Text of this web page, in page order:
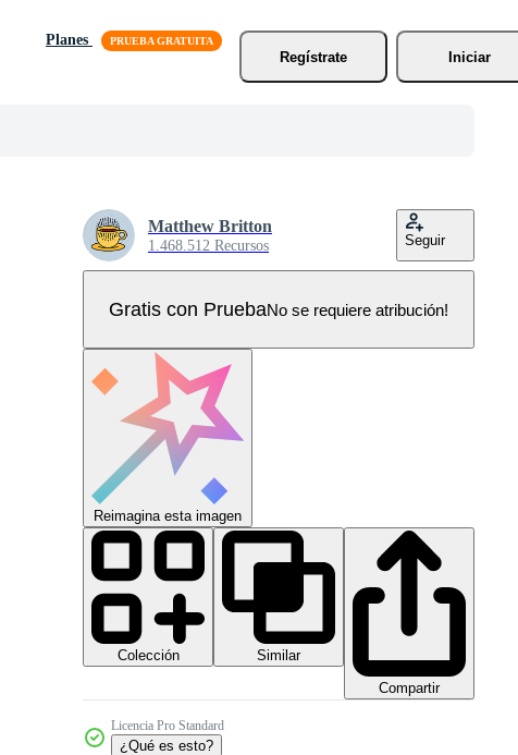
Planes
Regístrate
Iniciar
Matthew Britton
1.468.512 Recursos Seguir
Gratis con PruebaNo se requiere atribución!
Reimagina esta imagen
Colección
Similar
Compartir
Licencia Pro Standard
¿Qué es esto?